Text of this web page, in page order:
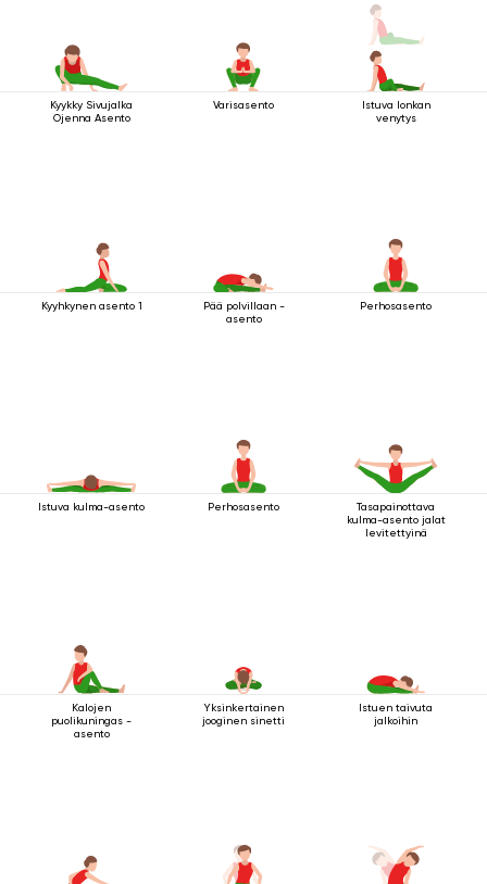
Kyykky Sivujalka
Ojenna Asento
Varisasento
Istuva lonkan
venytys
Kyyhkynen asento 1
Pää polvillaan -
asento
Perhosasento
Istuva kulma-asento Perhosasento
Tasapainottava
kulma-asento jalat
levitettyinä
Kalojen
puolikuningas -
asento
Yksinkertainen
jooginen sinetti
Istuen taivuta
jalkoihin